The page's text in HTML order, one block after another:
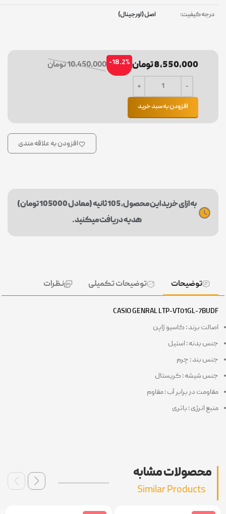
کیفیت: اصل (اورجینال)
8,550,000 تومان -18.2% 10,450,000 تومان
افزودن به سبد خرید
افزودن به علاقه مندی
به ازای خرید این محصول، 105 ثانیه (معادل 105000 تومان)
هدیه دریافت میکنید.
توضیحات توضیحات تکمیلی نظرات
CASIO GENRAL LTP-VT01GL-
برند : کاسیو ژاپن
بدنه : استیل
بند : چرم
شیشه : کریستال
در برابر آب : مقاوم
انرژی : باتری
محصولات مشابه
Similar Products